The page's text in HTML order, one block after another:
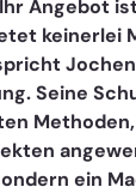
Angebot
keinerlei
Seine
ein